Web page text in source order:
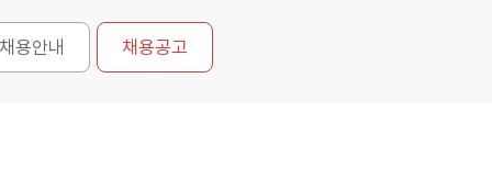
채용안내 채용공고